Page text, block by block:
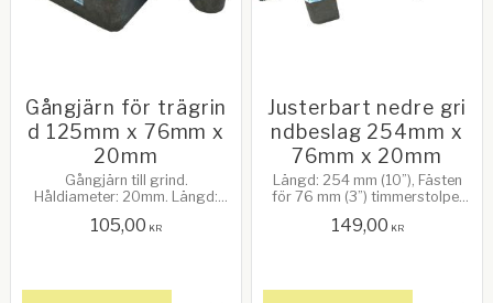
Gångjärn för trägrin
d 125mm x 76mm x
20mm
Gångjärn till grind.
Håldiameter: 20mm. Längd:
gafflarna: 76mm (3").
105,00 KR
​Justerbart nedre gri
ndbeslag 254mm x
76mm x 20mm
Längd: 254 mm (10”), Fästen
för 76 mm (3”) timmerstolpe,
149,00 KR